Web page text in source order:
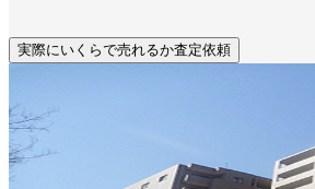
実際にいくらで売れるか査定依頼